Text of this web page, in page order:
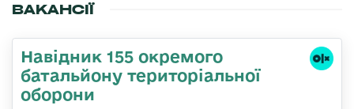
ВАКАНСІЇ
Навідник 155 окремого
батальйону територіальної
оборони